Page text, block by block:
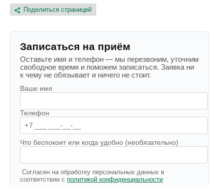
Поделиться страницей
Записаться на приём
Оставьте имя и телефон — мы перезвоним, уточним
свободное время и поможем записаться. Заявка ни
к чему не обязывает и ничего не стоит.
Ваше имя
Телефон
Что беспокоит или когда удобно (необязательно)
Согласен на обработку персональных данных в
соответствии с политикой конфиденциальности